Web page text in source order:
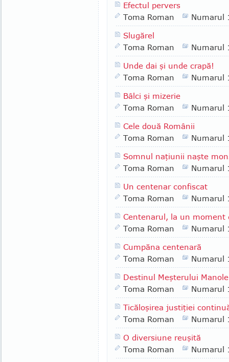
Efectul pervers
Toma Roman
Numarul
Slugărel
Toma Roman
Numarul
Unde dai şi unde crapă!
Toma Roman
Numarul
Bâlci şi mizerie
Toma Roman
Numarul
Cele două Românii
Toma Roman
Numarul
Somnul naţiunii naşte
Toma Roman
Numarul
Un centenar confiscat
Toma Roman
Numarul
Centenarul, la un moment
Toma Roman
Numarul
Cumpăna centenară
Toma Roman
Numarul
Destinul Meşterului Manole
Toma Roman
Numarul
Ticăloşirea justiţiei
Toma Roman
Numarul
O diversiune reuşită
Toma Roman
Numarul